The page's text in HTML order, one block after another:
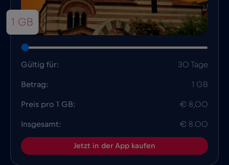
1 GB
Gültig für: 30 Tage
Betrag: 1 GB
Preis pro 1 GB: € 8,00
Insgesamt: € 8.00
Jetzt in der App kaufen